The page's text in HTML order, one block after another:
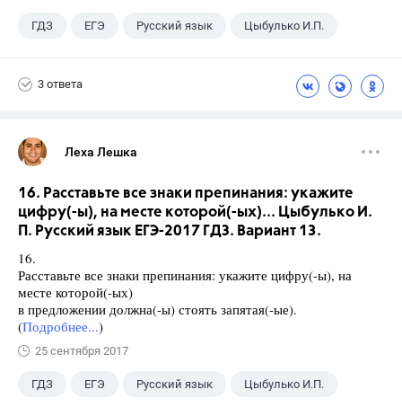
ГДЗ ЕГЭ Русский язык Цыбулько И.П.
3 ответа
Леха Лешка
16. Расставьте все знаки препинания: укажите
цифру(-ы), на месте которой(-ых)... Цыбулько И.
П. Русский язык ЕГЭ-2017 ГДЗ. Вариант 13.
16.
Расставьте все знаки препинания: укажите цифру(-ы), на
месте которой(-ых)
в предложении должна(-ы) стоять запятая(-ые).
(Подробнее...)
25 сентября 2017
ГДЗ ЕГЭ Русский язык Цыбулько И.П.